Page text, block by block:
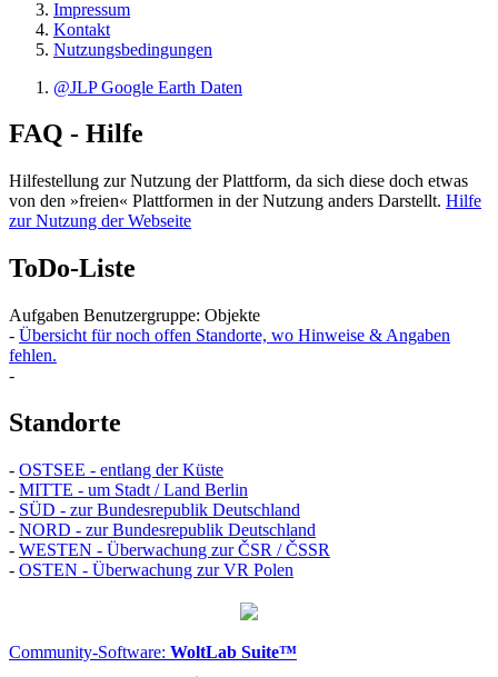
Impressum
Kontakt
Nutzungsbedingungen
@JLP Google Earth Daten
FAQ - Hilfe
Hilfestellung zur Nutzung der Plattform, da sich diese doch etwas
von den »freien« Plattformen in der Nutzung anders Darstellt. Hilfe
zur Nutzung der Webseite
ToDo-Liste
Aufgaben Benutzergruppe: Objekte
- Übersicht für noch offen Standorte, wo Hinweise & Angaben
fehlen.
-
Standorte
- OSTSEE - entlang der Küste
- MITTE - um Stadt / Land Berlin
- SÜD - zur Bundesrepublik Deutschland
- NORD - zur Bundesrepublik Deutschland
- WESTEN - Überwachung zur ČSR / ČSSR
- OSTEN - Überwachung zur VR Polen
Community-Software: WoltLab Suite™